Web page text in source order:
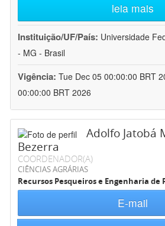
leia mais
Instituição/UF/País: Universidade
- MG - Brasil
Vigência: Tue Dec 05 00:00:00 BRT
00:00:00 BRT 2026
Adolfo Jatobá
Bezerra
COORDENADOR(A)
CIÊNCIAS AGRÁRIAS
Recursos Pesqueiros e Engenharia de
E-mail